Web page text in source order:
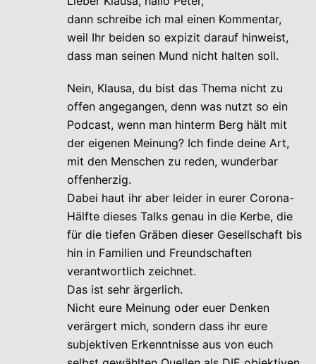
dann schreibe ich mal einen Kommentar,
weil Ihr beiden so expizit darauf hinweist,
dass man seinen Mund nicht halten soll.
Nein, Klausa, du bist das Thema nicht zu
offen angegangen, denn was nutzt so ein
Podcast, wenn man hinterm Berg hält mit
der eigenen Meinung? Ich finde deine Art,
mit den Menschen zu reden, wunderbar
offenherzig.
Dabei haut ihr aber leider in eurer Corona-
Hälfte dieses Talks genau in die Kerbe, die
für die tiefen Gräben dieser Gesellschaft bis
hin in Familien und Freundschaften
verantwortlich zeichnet.
Das ist sehr ärgerlich.
Nicht eure Meinung oder euer Denken
verärgert mich, sondern dass ihr eure
subjektiven Erkenntnisse aus von euch